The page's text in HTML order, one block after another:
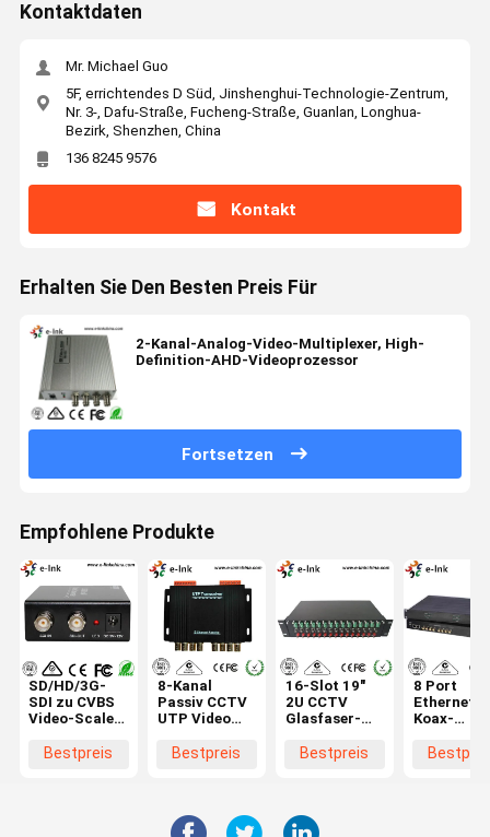
Kontaktdaten
Mr. Michael Guo
5F, errichtendes D Süd, Jinshenghui-Technologie-Zentrum,
Nr. 3-, Dafu-Straße, Fucheng-Straße, Guanlan, Longhua-
Bezirk, Shenzhen, China
136 8245 9576
Kontakt
Erhalten Sie Den Besten Preis Für
2-Kanal-Analog-Video-Multiplexer, High-
Definition-AHD-Videoprozessor
Fortsetzen
Empfohlene Produkte
SD/HD/3G-
SDI zu CVBS
Video-Scaler-
CCTV-
Bestpreis
8-Kanal
Passiv CCTV
UTP Video
Transceiver
Bestpreis
16-Slot 19"
2U CCTV
Glasfaser-
Konverter-
Bestpreis
8 Port
Ethernet
Koax-
Konverter